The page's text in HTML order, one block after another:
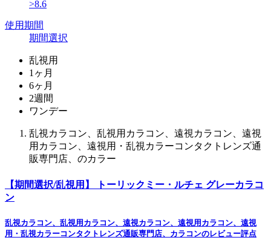
>8.6
使用期間
期間選択
乱視用
1ヶ月
6ヶ月
2週間
ワンデー
乱視カラコン、乱視用カラコン、遠視カラコン、遠視
用カラコン、遠視用・乱視カラーコンタクトレンズ通
販専門店、のカラー
【期間選択/乱視用】 トーリックミー・ルチェ グレーカラコ
ン
乱視カラコン、乱視用カラコン、遠視カラコン、遠視用カラコン、遠視
用・乱視カラーコンタクトレンズ通販専門店、カラコンのレビュー評点